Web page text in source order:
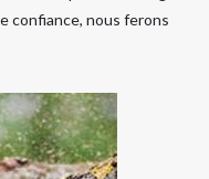
confiance, nous ferons